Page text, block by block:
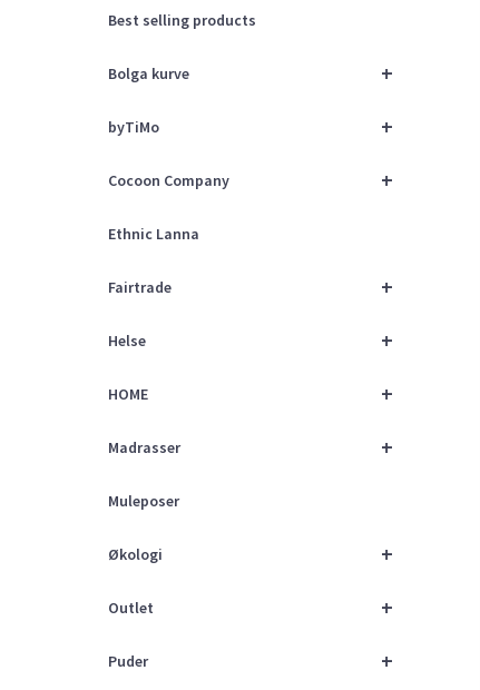
Best selling products
+
Bolga kurve
+
byTiMo
+
Cocoon Company
Ethnic Lanna
+
Fairtrade
+
Helse
+
HOME
+
Madrasser
Muleposer
+
Økologi
+
Outlet
+
Puder